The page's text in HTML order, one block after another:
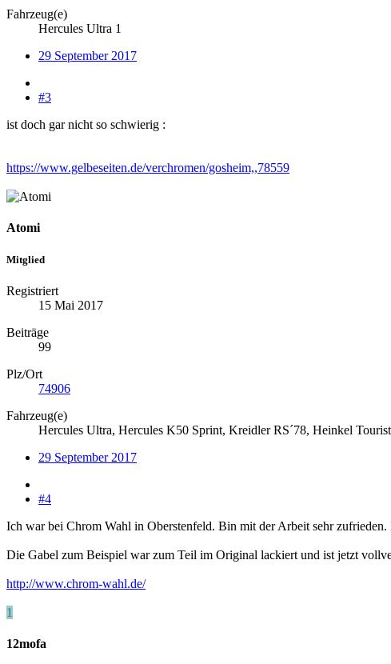
Fahrzeug(e)
Hercules Ultra 1
29 September 2017
#3
ist doch gar nicht so schwierig :
https://www.gelbeseiten.de/verchromen/gosheim,,78559
Atomi
Mitglied
Registriert
15 Mai 2017
Beiträge
99
Plz/Ort
74906
Fahrzeug(e)
Hercules Ultra, Hercules K50 Sprint, Kreidler RS´78, Heinkel Tourist
29 September 2017
#4
Ich war bei Chrom Wahl in Oberstenfeld. Bin mit der Arbeit sehr
Die Gabel zum Beispiel war zum Teil im Original lackiert und ist jetzt
http://www.chrom-wahl.de/
1
12mofa